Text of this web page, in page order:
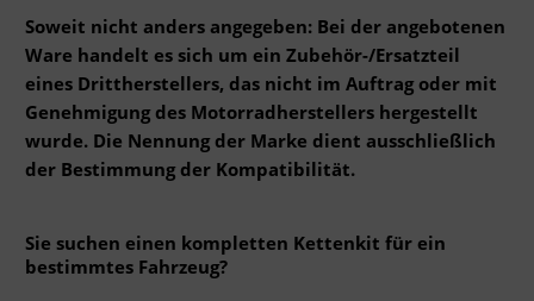
Soweit nicht anders angegeben: Bei der angebotenen
Ware handelt es sich um ein Zubehör-/Ersatzteil
eines Drittherstellers, das nicht im Auftrag oder mit
Genehmigung des Motorradherstellers hergestellt
wurde. Die Nennung der Marke dient ausschließlich
der Bestimmung der Kompatibilität.
Sie suchen einen kompletten Kettenkit für ein
bestimmtes Fahrzeug?